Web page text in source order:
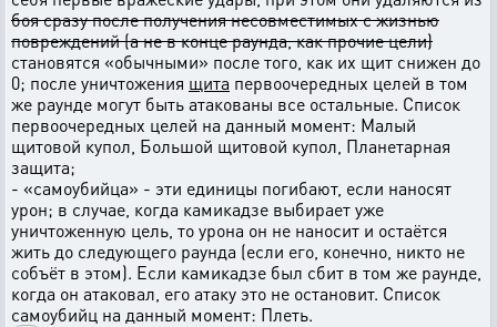
боя сразу после получения несовместимых с жизнью
повреждений (а не в конце раунда, как прочие цели)
становятся «обычными» после того, как их щит снижен до
0; после уничтожения щита первоочередных целей в том
же раунде могут быть атакованы все остальные. Список
первоочередных целей на данный момент: Малый
щитовой купол, Большой щитовой купол, Планетарная
защита;
- «самоубийца» - эти единицы погибают, если наносят
урон; в случае, когда камикадзе выбирает уже
уничтоженную цель, то урона он не наносит и остаётся
жить до следующего раунда (если его, конечно, никто не
собъёт в этом). Если камикадзе был сбит в том же раунде,
когда он атаковал, его атаку это не остановит. Список
самоубийц на данный момент: Плеть.